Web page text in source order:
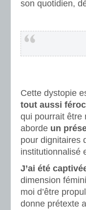
son quotidien,
Cette dystopie
tout aussi
qui pourrait être
aborde un
pour dignitaires
institutionnalisé
J’ai été
dimension
moi d’être
donne prétexte